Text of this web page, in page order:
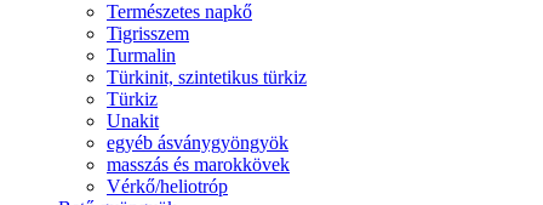
Természetes napkő
Tigrisszem
Turmalin
Türkinit, szintetikus türkiz
Türkiz
Unakit
egyéb ásványgyöngyök
masszás és marokkövek
Vérkő/heliotróp